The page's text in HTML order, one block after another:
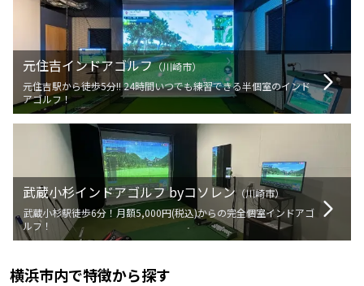
元住吉インドアゴルフ（川崎市）
元住吉駅から徒歩5分!! 24時間いつでも練習できる半個室のインド
アゴルフ！
武蔵小杉インドアゴルフ byコソレン（川崎市）
武蔵小杉駅徒歩6分！月額5,000円(税込)からの完全個室インドアゴ
ルフ！
横浜市内で特徴から探す